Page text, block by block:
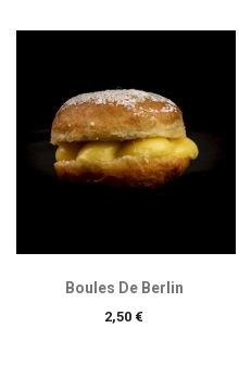
Boules De Berlin
Prix
2,50 €